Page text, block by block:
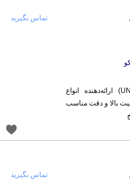
نمایندگی اسپکتروفتومتر یونیکو (UNICO) ارائه‌دهنده انواع
اسپکتروفتومترهای مرئی و UV-Vis با کیفیت بالا و دقت مناسب
تماس بگیرید
تماس بگیرید